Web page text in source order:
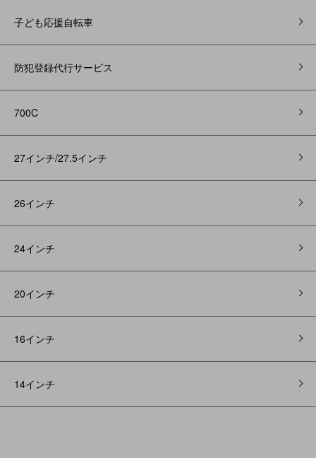
子ども応援自転車
防犯登録代行サービス
700C
27インチ/27.5インチ
26インチ
24インチ
20インチ
16インチ
14インチ